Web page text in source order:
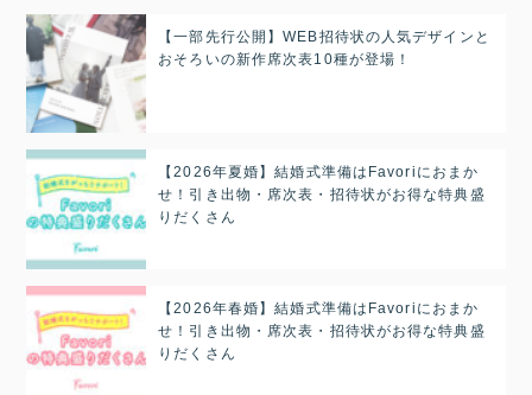
【一部先行公開】WEB招待状の人気デザインと
おそろいの新作席次表10種が登場！
【2026年夏婚】結婚式準備はFavoriにおまか
せ！引き出物・席次表・招待状がお得な特典盛
りだくさん
【2026年春婚】結婚式準備はFavoriにおまか
せ！引き出物・席次表・招待状がお得な特典盛
りだくさん